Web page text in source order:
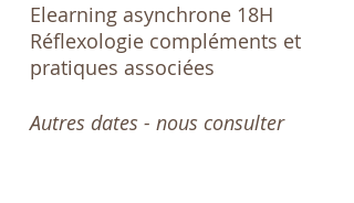
Elearning asynchrone 18H
Réflexologie compléments et
pratiques associées
Autres dates - nous consulter